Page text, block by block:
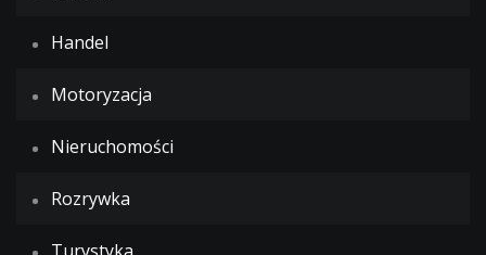
Handel
Motoryzacja
Nieruchomości
Rozrywka